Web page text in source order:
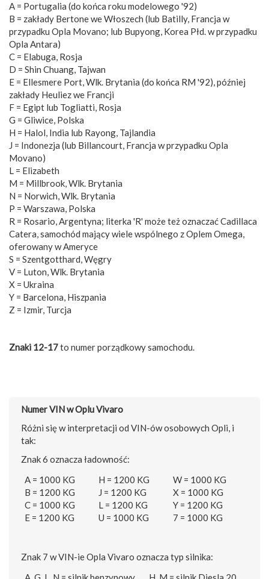
A = Portugalia (do końca roku modelowego '92)
B = zakłady Bertone we Włoszech (lub Batilly, Francja w
przypadku Opla Movano; lub Bupyong, Korea Płd. w przypadku
Opla Antara)
C = Elabuga, Rosja
D = Shin Chuang, Tajwan
E = Ellesmere Port, Wlk. Brytania (do końca RM '92), później
zakłady Heuliez we Francji
F = Egipt lub Togliatti, Rosja
G = Gliwice, Polska
H = Halol, India lub Rayong, Tajlandia
J = Indonezja (lub Billancourt, Francja w przypadku Opla
Movano)
L = Elizabeth
M = Millbrook, Wlk. Brytania
N = Norwich, Wlk. Brytania
P = Warszawa, Polska
R = Rosario, Argentyna; literka 'R' może też oznaczać Cadillaca
Catera, samochód mający wiele wspólnego z Oplem Omega,
oferowany w Ameryce
S = Szentgotthard, Węgry
V = Luton, Wlk. Brytania
X = Ukraina
Y = Barcelona, Hiszpania
Z = Izmir, Turcja
Znaki 12-17to numer porządkowy samochodu.
Numer VIN w Oplu Vivaro
Różni się w interpretacji od VIN-ów osobowych Opli, i
tak:
Znak 6 oznacza ładowność:
A = 1000 KG
B = 1200 KG
C = 1000 KG
E = 1200 KG
H = 1200 KG
J = 1200 KG
L = 1200 KG
U = 1000 KG
W = 1000 KG
X = 1000 KG
Y = 1200 KG
7 = 1000 KG
Znak 7 w VIN-ie Opla Vivaro oznacza typ silnika: